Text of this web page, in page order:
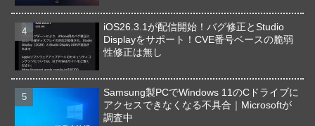
iOS26.3.1が配信開始！バグ修正とStudio
Displayをサポート！CVE番号ベースの脆弱
性修正は無し
Samsung製PCでWindows 11のCドライブに
アクセスできなくなる不具合｜Microsoftが
調査中